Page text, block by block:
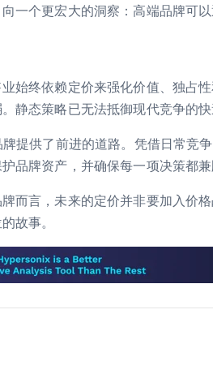
一个更宏大的洞察：高端品牌可
始终依赖定价来强化价值、独占
静态策略已无法抵御现代竞争的
提供了前进的道路。凭借日常竞
品牌资产，并确保每一项决策都兼
而言，未来的定价并非要加入价
故事。